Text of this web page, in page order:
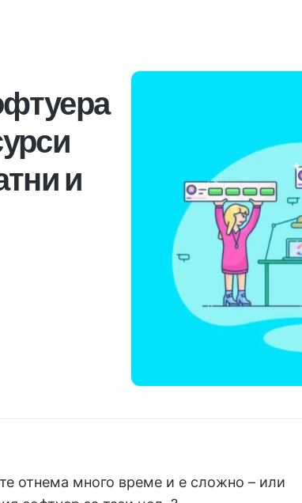
и
отнема много време и е сложно – или